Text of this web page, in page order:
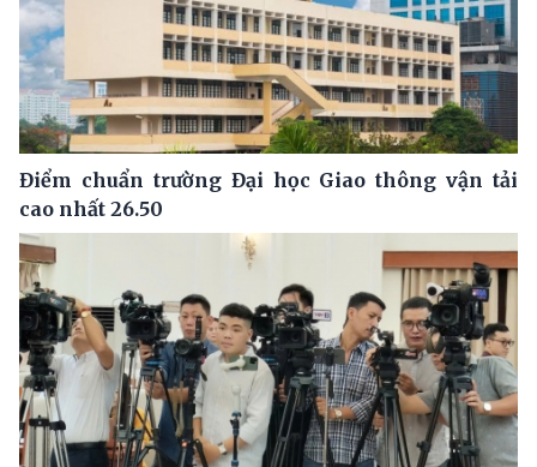
Điểm chuẩn trường Đại học Giao thông vận tải
cao nhất 26.50